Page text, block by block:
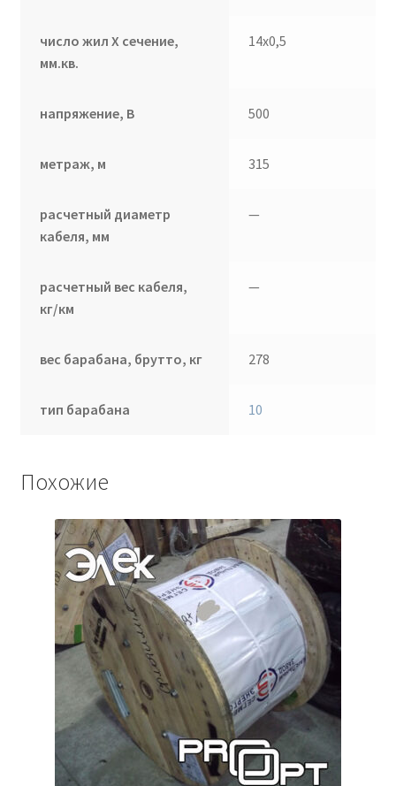
число жил Х сечение,
мм.кв.
14х0,5
напряжение, В 500
метраж, м 315
расчетный диаметр
кабеля, мм
—
расчетный вес кабеля,
кг/км
—
вес барабана, брутто, кг 278
тип барабана 10
Похожие